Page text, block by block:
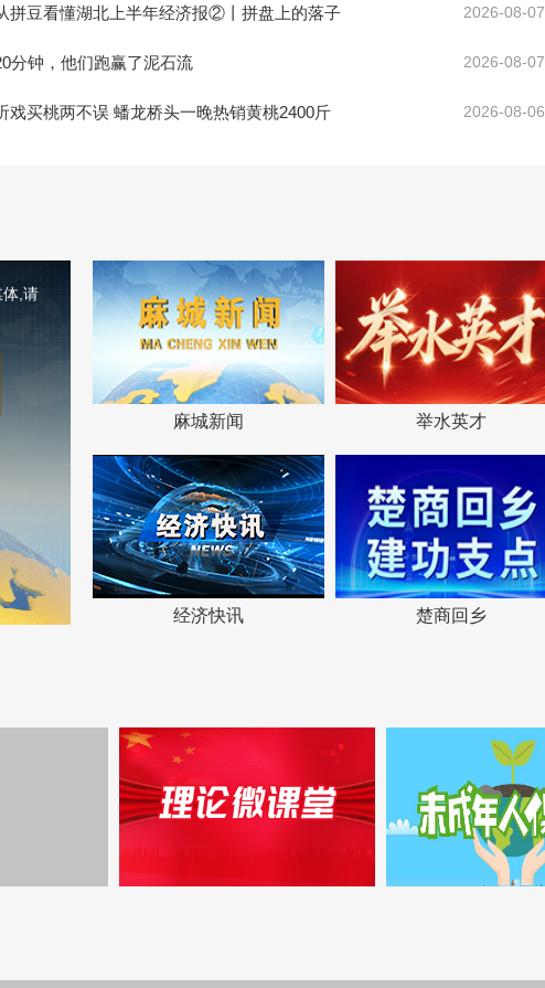
拼豆看懂湖北上半年经济报②丨拼盘上的落子 2026-08-07
分钟，他们跑赢了泥石流 2026-08-07
戏买桃两不误 蟠龙桥头一晚热销黄桃2400斤 2026-08-06
体,请
麻城新闻 举水英才
经济快讯 楚商回乡